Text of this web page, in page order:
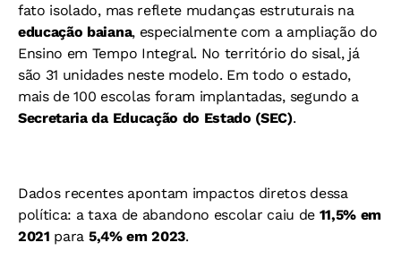
fato isolado, mas reflete mudanças estruturais na
educação baiana, especialmente com a ampliação do
Ensino em Tempo Integral. No território do sisal, já
são 31 unidades neste modelo. Em todo o estado,
mais de 100 escolas foram implantadas, segundo a
Secretaria da Educação do Estado (SEC).
Dados recentes apontam impactos diretos dessa
política: a taxa de abandono escolar caiu de 11,5% em
2021 para 5,4% em 2023.